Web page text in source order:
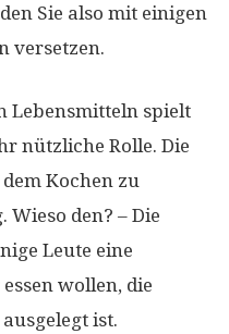
Sie also mit einigen
versetzen.
Lebensmitteln spielt
nützliche Rolle. Die
Kochen zu
den? – Die
Leute eine
wollen, die
ist.